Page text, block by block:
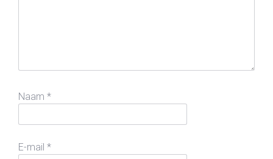
Naam *
E-mail *